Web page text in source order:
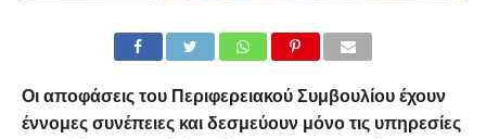
Οι αποφάσεις του Περιφερειακού Συμβουλίου έχουν
έννομες συνέπειες και δεσμεύουν μόνο τις υπηρεσίες